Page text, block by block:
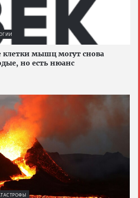
клетки мышц могут снова
но есть нюанс